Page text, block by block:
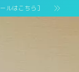
ルはこちら］